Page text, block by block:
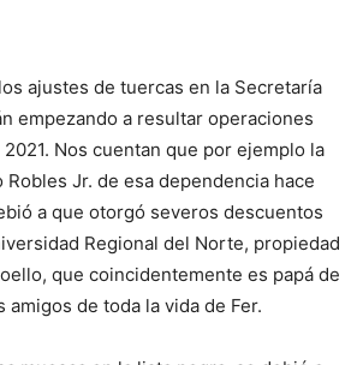
los ajustes de tuercas en la Secretaría
empezando a resultar operaciones
Nos cuentan que por ejemplo la
Robles Jr. de esa dependencia hace
a que otorgó severos descuentos
Regional del Norte, propiedad
que coincidentemente es papá de
amigos de toda la vida de Fer.